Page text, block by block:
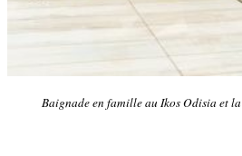
Baignade en famille au Ikos Odisia et